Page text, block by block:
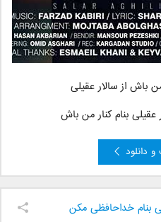
من باشاز سالار عقیلی
بنام کنار من باش
دانلود
بنام خداحافظی مکن